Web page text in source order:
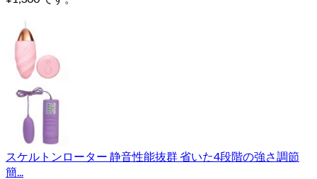
スケルトンローター 静音性能抜群 省いた4段階の強さ調節
簡...